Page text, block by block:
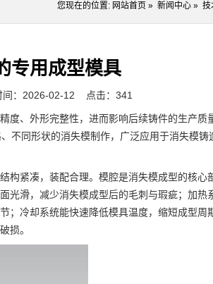
您现在的位置: 网站首页 » 新闻中心 » 技
专用成型模具
间：2026-02-12 点击：341
、外形完整性，进而影响后续铸件的生产质
不同形状的消失模制作，广泛应用于消失模铸
紧凑，装配合理。模腔是消失模成型的核心
光滑，减少消失模成型后的毛刺与瑕疵；加热
；冷却系统能快速降低模具温度，缩短成型周
损。